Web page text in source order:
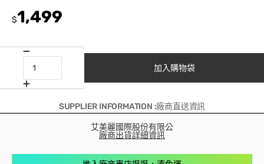
$1,499
加入購物袋
SUPPLIER INFORMATION :廠商直送資訊
艾美麗國際股份有限公
廠商出貨詳細資訊